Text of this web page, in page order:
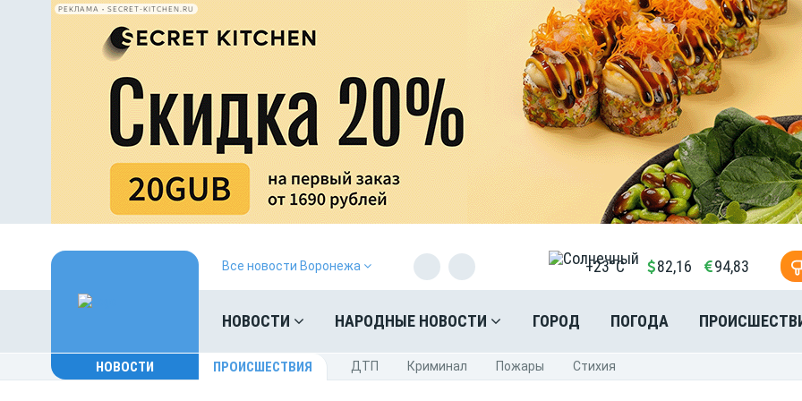
РЕКЛАМА • SECRET-KITCHEN.RU
Все новости Воронежа +23°C 82,16 94,83
НОВОСТИ НАРОДНЫЕ НОВОСТИ ГОРОД ПОГОДА
НОВОСТИ ПРОИСШЕСТВИЯ ДТП Криминал Пожары Стихия